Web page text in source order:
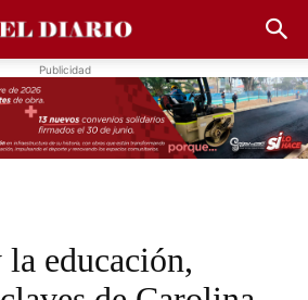
Publicidad
educación,